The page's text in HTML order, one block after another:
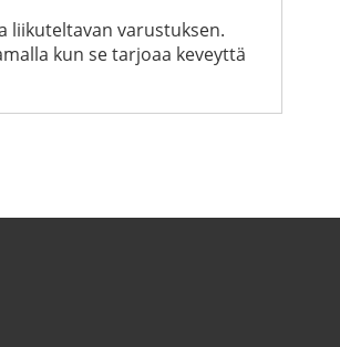
liikuteltavan varustuksen.
kun se tarjoaa keveyttä